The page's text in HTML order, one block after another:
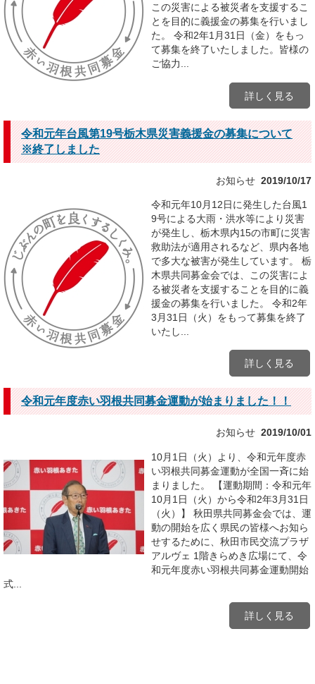
この災害による被災者を支援するこ
とを目的に義援金の募集を行いまし
た。 令和2年1月31日（金）をもっ
て募集を終了いたしました。皆様の
ご協力...
詳しく見る
令和元年台風第19号栃木県災害義援金の募集について
※終了しました
お知らせ 2019/10/17
令和元年10月12日に発生した台風1
9号による大雨・洪水等により災害
が発生し、栃木県内15の市町に災害
救助法が適用されるなど、県内各地
で多大な被害が発生しています。 栃
木県共同募金会では、この災害によ
る被災者を支援することを目的に義
援金の募集を行いました。 令和2年
3月31日（火）をもって募集を終了
いたし...
詳しく見る
令和元年度赤い羽根共同募金運動が始まりました！！
お知らせ 2019/10/01
10月1日（火）より、令和元年度赤
い羽根共同募金運動が全国一斉に始
まりました。 【運動期間：令和元年
10月1日（火）から令和2年3月31日
（火）】 秋田県共同募金会では、運
動の開始を広く県民の皆様へお知ら
せするために、秋田市民交流プラザ
アルヴェ 1階きらめき広場にて、令
和元年度赤い羽根共同募金運動開始
式...
詳しく見る